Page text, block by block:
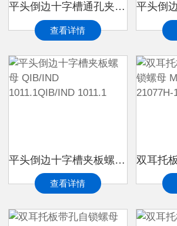
平头倒边十字槽通孔夹板螺母 QIB/IND 1012QIB/IND 1012
查看详情
平头倒边十字槽夹板螺母 QIB/IND 1011.1QIB/IND 1011.1
查看详情